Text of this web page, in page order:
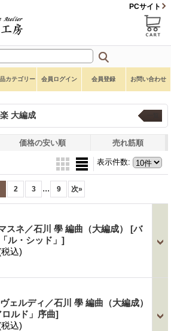
PCサイト
カテゴリー 会員ログイン 会員登録 お問い合わせ
大編成
価格の安い順 売れ筋順
表示件数:
2 3 ... 9 次»
スネ／石川 學 編曲（大編成） [バ
ル・シッド」]
税込)
ヴェルディ／石川 學 編曲（大編成）
ルド」序曲]
税込)